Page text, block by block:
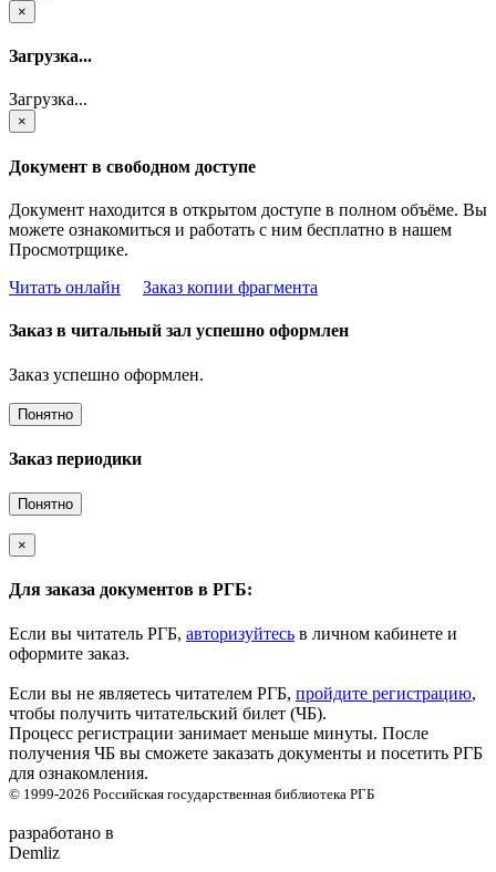
×
Загрузка...
Загрузка...
×
Документ в свободном доступе
Документ находится в открытом доступе в полном объёме. Вы
можете ознакомиться и работать с ним бесплатно в нашем
Просмотрщике.
Читать онлайн
Заказ копии фрагмента
Заказ в читальный зал успешно оформлен
Заказ успешно оформлен.
Понятно
Заказ периодики
Понятно
×
Для заказа документов в РГБ:
Если вы читатель РГБ, авторизуйтесь в личном кабинете и
оформите заказ.
Если вы не являетесь читателем РГБ, пройдите регистрацию,
чтобы получить читательский билет (ЧБ).
Процесс регистрации занимает меньше минуты. После
получения ЧБ вы сможете заказать документы и посетить РГБ
для ознакомления.
© 1999-2026 Российская государственная библиотека РГБ
разработано в
Demliz